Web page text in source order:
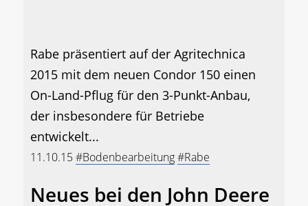
Rabe präsentiert auf der Agritechnica
2015 mit dem neuen Condor 150 einen
On-Land-Pflug für den 3-Punkt-Anbau,
der insbesondere für Betriebe
entwickelt...
11.10.15#Bodenbearbeitung#Rabe
Neues bei den John Deere